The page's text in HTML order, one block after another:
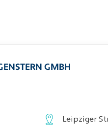
GMBH
Leipziger